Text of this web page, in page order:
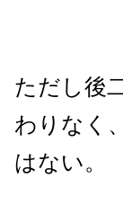
ただし後
わりなく
はない。